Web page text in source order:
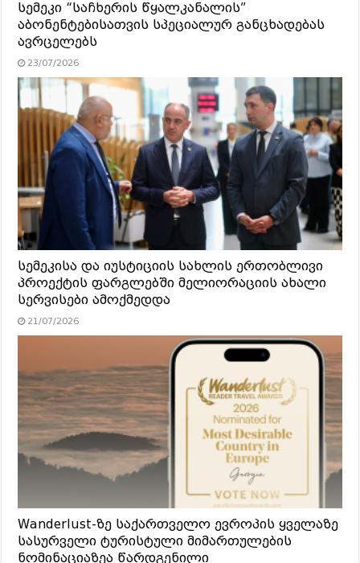
სემეკი “საჩხერის წყალკანალის”
აბონენტებისათვის სპეციალურ განცხადებას
ავრცელებს
23/07/2026
სემეკისა და იუსტიციის სახლის ერთობლივი
პროექტის ფარგლებში მელიორაციის ახალი
სერვისები ამოქმედდა
21/07/2026
Wanderlust-ზე საქართველო ევროპის ყველაზე
სასურველი ტურისტული მიმართულების
ნომინაციაზეა წარდგენილი